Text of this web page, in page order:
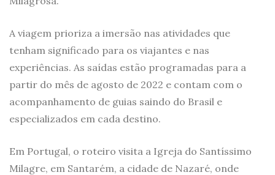
A viagem prioriza a imersão nas atividades que
tenham significado para os viajantes e nas
experiências. As saídas estão programadas para a
partir do mês de agosto de 2022 e contam com o
acompanhamento de guias saindo do Brasil e
especializados em cada destino.
Em Portugal, o roteiro visita a Igreja do Santíssimo
Milagre, em Santarém, a cidade de Nazaré, onde